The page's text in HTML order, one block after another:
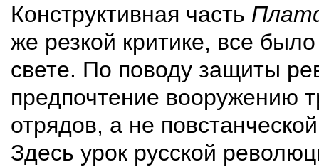
Конструктивная часть
же резкой критике, все
свете. По поводу защиты
предпочтение вооружению
отрядов, а не
Здесь урок русской